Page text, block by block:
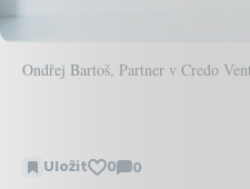
Ondřej Bartoš, Partner v Credo
Uložit 0 0
Zobrazit